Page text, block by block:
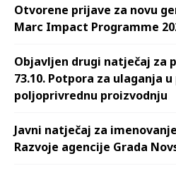
Otvorene prijave za novu
Marc Impact Programme
Objavljen drugi natječaj za
73.10. Potpora za ulaganja
poljoprivrednu proizvodnju
Javni natječaj za
Razvoje agencije Grada